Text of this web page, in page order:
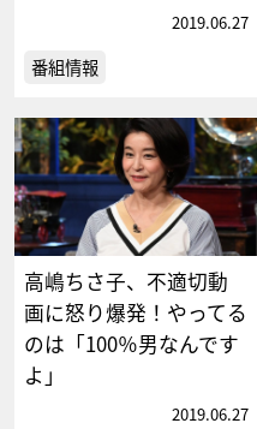
2019.06.27
番組情報
高嶋ちさ子、不適切動
画に怒り爆発！やってる
のは「100％男なんです
よ」
2019.06.27